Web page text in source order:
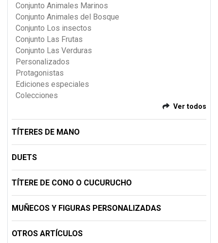
Conjunto Animales Marinos
Conjunto Animales del Bosque
Conjunto Los insectos
Conjunto Las Frutas
Conjunto Las Verduras
Personalizados
Protagonistas
Ediciones especiales
Colecciones
Ver todos
TÍTERES DE MANO
DUETS
TÍTERE DE CONO O CUCURUCHO
MUÑECOS Y FIGURAS PERSONALIZADAS
OTROS ARTÍCULOS